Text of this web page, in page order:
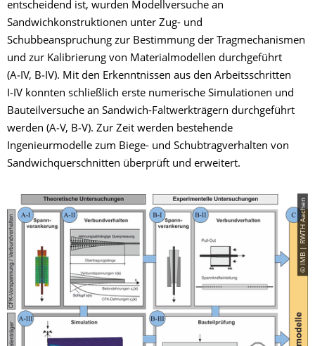
entscheidend ist, wurden Modellversuche an
Sandwichkonstruktionen unter Zug- und
Schubbeanspruchung zur Bestimmung der Tragmechanismen
und zur Kalibrierung von Materialmodellen durchgeführt
(A‑IV, B‑IV). Mit den Erkenntnissen aus den Arbeitsschritten
I‑IV konnten schließlich erste numerische Simulationen und
Bauteilversuche an Sandwich-Faltwerkträgern durchgeführt
werden (A‑V, B‑V). Zur Zeit werden bestehende
Ingenieurmodelle zum Biege- und Schubtragverhalten von
Sandwichquerschnitten überprüft und erweitert.
© IMB | RWTH Aachen